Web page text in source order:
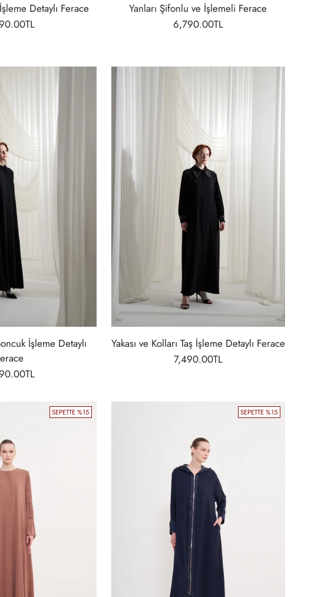
Detaylı Ferace
Yanları Şifonlu ve İşlemeli Ferace
6,790.00TL
İşleme Detaylı
Yakası ve Kolları Taş İşleme Detaylı Ferace
7,490.00TL
SEPETTE %15 SEPETTE %15